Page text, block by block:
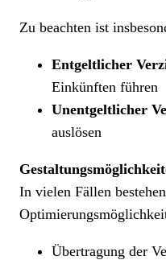
Zu beachten ist
Entgeltlicher
Einkünften führen
Unentgeltlicher
auslösen
In vielen Fällen
Übertragung der